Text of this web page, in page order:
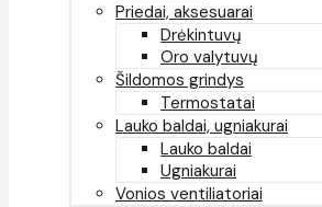
Priedai, aksesuarai
Drėkintuvų
Oro valytuvų
Šildomos grindys
Termostatai
Lauko baldai, ugniakurai
Lauko baldai
Ugniakurai
Vonios ventiliatoriai